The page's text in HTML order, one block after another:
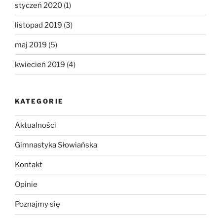
styczeń 2020 (1)
listopad 2019 (3)
maj 2019 (5)
kwiecień 2019 (4)
KATEGORIE
Aktualności
Gimnastyka Słowiańska
Kontakt
Opinie
Poznajmy się